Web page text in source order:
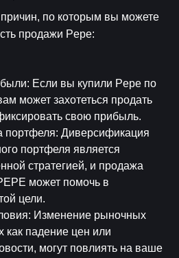
по которым вы можете
продажи Pepe:
: Если вы купили Pepe по
может захотеться продать
свою прибыль.
портфеля: Диверсификация
портфеля является
стратегией, и продажа
может помочь в
цели.
: Изменение рыночных
как падение цен или
могут повлиять на ваше